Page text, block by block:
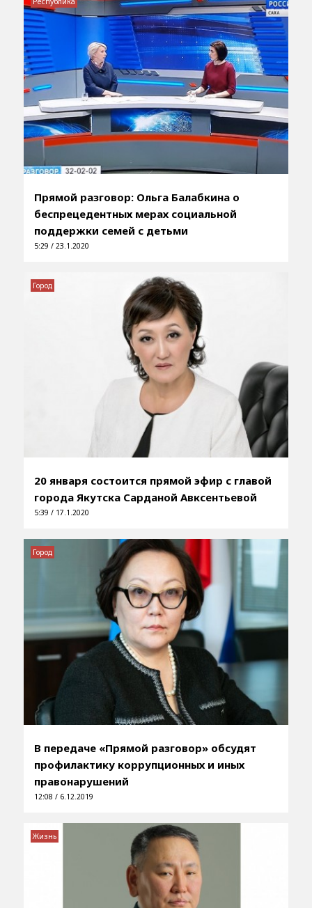
Прямой разговор: Ольга Балабкина о
беспрецедентных мерах социальной
поддержки семей с детьми
5:29 / 23.1.2020
20 января состоится прямой эфир с главой
города Якутска Сарданой Авксентьевой
5:39 / 17.1.2020
Город
В передаче «Прямой разговор» обсудят
профилактику коррупционных и иных
правонарушений
12:08 / 6.12.2019
Город
Жизнь